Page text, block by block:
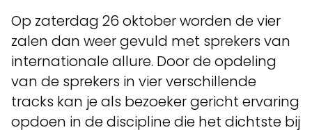
Op zaterdag 26 oktober worden de vier
zalen dan weer gevuld met sprekers van
internationale allure. Door de opdeling
van de sprekers in vier verschillende
tracks kan je als bezoeker gericht ervaring
opdoen in de discipline die het dichtste bij